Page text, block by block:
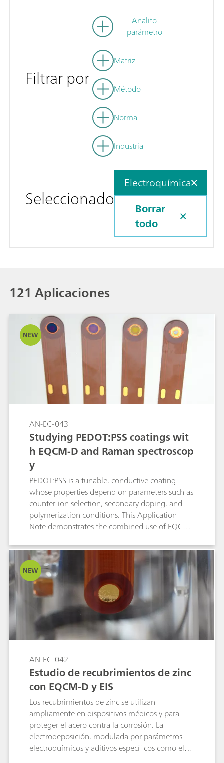
Filtrar por
Analito
parámetro
Matriz
Método
Norma
Industria
Seleccionado
Electroquímica
Borrar
todo
121 Aplicaciones
NEW
AN-EC-043
Studying PEDOT:PSS coatings wit
h EQCM-D and Raman spectroscop
y
PEDOT:PSS is a tunable, conductive coating
whose properties depend on parameters such as
counter-ion selection, secondary doping, and
polymerization conditions. This Application
Note demonstrates the combined use of EQCM-
methods to monitor film growth, correlating
frequency and dissipation changes across
harmonics with in situ spectroscopic and
electrochemical signals. The introduced probe-
based EQCM-D platform enables simultaneous
Raman acquisition, providing a powerful tool to
design and optimize PEDOT:PSS coatings.
NEW
AN-EC-042
Estudio de recubrimientos de zinc
con EQCM-D y EIS
Los recubrimientos de zinc se utilizan
ampliamente en dispositivos médicos y para
proteger el acero contra la corrosión. La
electrodeposición, modulada por parámetros
electroquímicos y aditivos específicos como el